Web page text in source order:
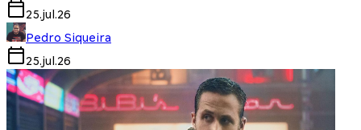
25.jul.26
Pedro Siqueira
25.jul.26